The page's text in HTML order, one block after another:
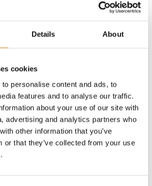
Details About
cookies
personalise content and ads, to
features and to analyse our traffic.
about your use of our site with
advertising and analytics partners who
other information that you’ve
or that they’ve collected from your use